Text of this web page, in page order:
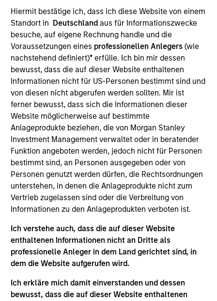
Hiermit bestätige ich, dass ich diese Website von einem
Standort in Deutschland aus für Informationszwecke
besuche, auf eigene Rechnung handle und die
Voraussetzungen eines professionellen Anlegers(wie
nachstehend definiert)* erfülle. Ich bin mir dessen
bewusst, dass die auf dieser Website enthaltenen
Informationen nicht für US-Personen bestimmt sind und
von diesen nicht abgerufen werden sollten. Mir ist
ferner bewusst, dass sich die Informationen dieser
Website möglicherweise auf bestimmte
Anlageprodukte beziehen, die von Morgan Stanley
Investment Management verwaltet oder in beratender
Funktion angeboten werden, jedoch nicht für Personen
bestimmt sind, an Personen ausgegeben oder von
Personen genutzt werden dürfen, die Rechtsordnungen
unterstehen, in denen die Anlageprodukte nicht zum
Vertrieb zugelassen sind oder die Verbreitung von
Informationen zu den Anlageprodukten verboten ist.
Ich verstehe auch, dass die auf dieser Website
enthaltenen Informationen nicht an Dritte als
professionelle Anleger in dem Land gerichtet sind, in
dem die Website aufgerufen wird.
Ich erkläre mich damit einverstanden und dessen
bewusst, dass die auf dieser Website enthaltenen
TEAM
International Equity Team
Anton is a portfolio manager for the International
Equity team, based in London. He joined Morgan
Stanley in 2021 and has 14 years of investment
experience. Prior to joining the firm, Anton was a
research analyst at Sculptor Capital (formerly
OchZiff) and before that he was an equity analyst
covering European banks at UBS. He holds a B.Sc.
in Economics from the London School of Economics
and Political Science.
International Equity Team
Global Franchise Strategy
Concentrated portfolio of 20-40 high quality
global businesses, characterized by hard-
to-replicate intangible assets, high returns
on operating capital employed and strong